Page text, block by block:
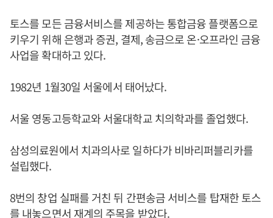
토스를 모든 금융서비스를 제공하는 통합금융 플랫폼으로
키우기 위해 은행과 증권, 결제, 송금으로 온·오프라인 금융
사업을 확대하고 있다.
1982년 1월30일 서울에서 태어났다.
서울 영동고등학교와 서울대학교 치의학과를 졸업했다.
삼성의료원에서 치과의사로 일하다가 비바리퍼블리카를
설립했다.
8번의 창업 실패를 거친 뒤 간편송금 서비스를 탑재한 토스
를 내놓으면서 재계의 주목을 받았다.